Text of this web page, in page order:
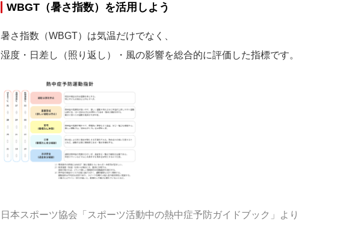
WBGT（暑さ指数）を活用しよう
暑さ指数（WBGT）は気温だけでなく、
湿度・日差し（照り返し）・風の影響を総合的に評価した指標です。
日本スポーツ協会「スポーツ活動中の熱中症予防ガイドブック」より